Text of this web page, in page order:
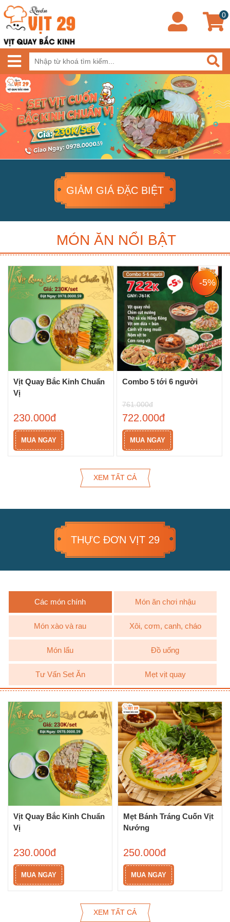
0
GIẢM GIÁ ĐẶC BIỆT
MÓN ĂN NỔI BẬT
Vịt Quay Bắc Kinh Chuẩn
Vị
230.000đ
MUA NGAY
-5%
Combo 5 tới 6 người
761.000đ
722.000đ
MUA NGAY
XEM TẤT CẢ
THỰC ĐƠN VỊT 29
Các món chính Món ăn chơi nhậu
Món xào và rau Xôi, cơm, canh, cháo
Món lẩu Đồ uống
Tư Vấn Set Ăn Mẹt vịt quay
Vịt Quay Bắc Kinh Chuẩn
Vị
230.000đ
MUA NGAY
Mẹt Bánh Tráng Cuốn Vịt
Nướng
250.000đ
MUA NGAY
XEM TẤT CẢ